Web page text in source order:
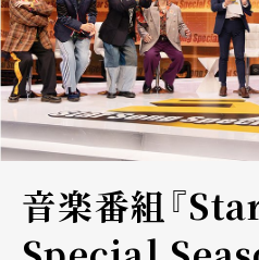
音楽番組『